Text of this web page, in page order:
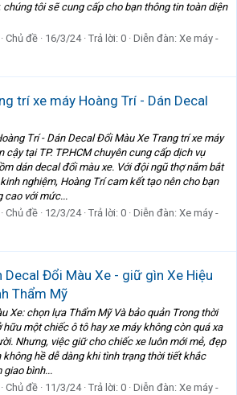
chúng tôi sẽ cung cấp cho bạn thông tin toàn diện
Chủ đề 16/3/24 Trả lời: 0 Diễn đàn: Xe máy -
trí xe máy Hoàng Trí - Dán Decal
Trí - Dán Decal Đổi Màu Xe Trang trí xe máy
cậy tại TP. TP.HCM chuyên cung cấp dịch vụ
dán decal đổi màu xe. Với đội ngũ thợ nắm bắt
nghiệm, Hoàng Trí cam kết tạo nên cho bạn
cao với mức...
Chủ đề 12/3/24 Trả lời: 0 Diễn đàn: Xe máy -
Decal Đổi Màu Xe - giữ gìn Xe Hiệu
Thẩm Mỹ
Xe: chọn lựa Thẩm Mỹ Và bảo quản Trong thời
hữu một chiếc ô tô hay xe máy không còn quá xa
Nhưng, việc giữ cho chiếc xe luôn mới mẻ, đẹp
không hề dễ dàng khi tình trạng thời tiết khắc
giao bình...
Chủ đề 11/3/24 Trả lời: 0 Diễn đàn: Xe máy -